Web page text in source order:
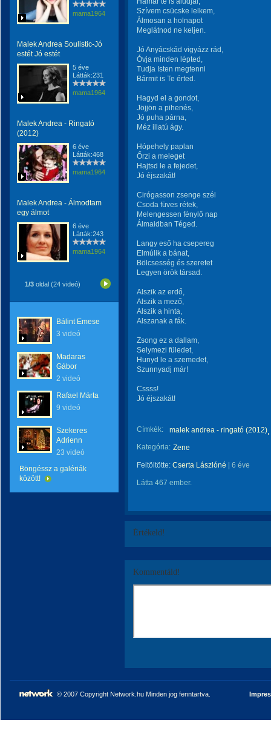
mama1964
Malek Andrea Soulistic-Jó
estét Jó estét
5 éve
Látták:231
mama1964
Malek Andrea - Ringató
(2012)
6 éve
Látták:468
mama1964
Malek Andrea - Álmodtam
egy álmot
6 éve
Látták:243
mama1964
1/3 oldal (24 videó)
Bálint Emese
3 videó
Madaras
Gábor
2 videó
Rafael Márta
9 videó
Szekeres
Adrienn
23 videó
Böngéssz a galériák
között!
Szívem csücske lelkem,
Álmosan a holnapot
Meglátnod ne keljen.
Jó Anyácskád vigyázz rád,
Óvja minden lépted,
Tudja Isten megtenni
Bármit is Te érted.
Hagyd el a gondot,
Jöjjön a pihenés,
Jó puha párna,
Méz illatú ágy.
Hópehely paplan
Őrzi a meleget
Hajtsd le a fejedet,
Jó éjszakát!
Cirógasson zsenge szél
Csoda füves rétek,
Melengessen fénylő nap
Álmaidban Téged.
Langy eső ha csepereg
Elmúlik a bánat,
Bölcsesség és szeretet
Legyen örök társad.
Alszik az erdő,
Alszik a mező,
Alszik a hinta,
Alszanak a fák.
Zsong ez a dallam,
Selymezi füledet,
Hunyd le a szemedet,
Szunnyadj már!
Cssss!
Jó éjszakát!
Címkék:
malek andrea - ringató (2012)
Kategória: Zene
Feltöltötte: Cserta Lászlóné 6 éve
Látta 467 ember.
Értékeld!
Kommentáld!
© 2007 Copyright Network.hu Minden jog fenntartva.